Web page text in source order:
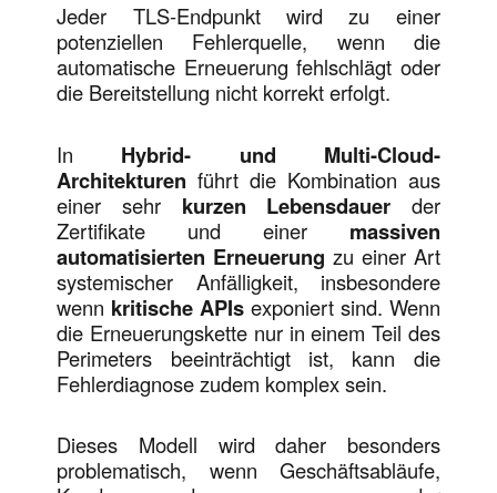
Jeder TLS-Endpunkt wird zu einer
potenziellen Fehlerquelle, wenn die
automatische Erneuerung fehlschlägt oder
die Bereitstellung nicht korrekt erfolgt.
In Hybrid- und Multi-Cloud-
Architekturen führt die Kombination aus
einer sehr kurzen Lebensdauer der
Zertifikate und einer massiven
automatisierten Erneuerung zu einer Art
systemischer Anfälligkeit, insbesondere
wenn kritische APIs exponiert sind. Wenn
die Erneuerungskette nur in einem Teil des
Perimeters beeinträchtigt ist, kann die
Fehlerdiagnose zudem komplex sein.
Dieses Modell wird daher besonders
problematisch, wenn Geschäftsabläufe,